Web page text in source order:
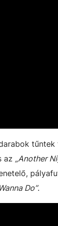
tűntek
az „Another
Do”.